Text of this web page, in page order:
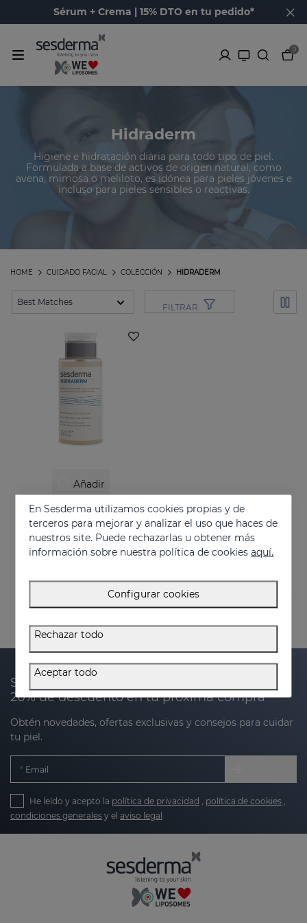
Sérum + Crema | 15% DTO en tu pedido*
0
Hidraderm
Higiene e hidratación diaria para todo tipo de piel.
Formulada a base de activos de origen natural, como
avena, mimosa o meliloto, es idónea para pieles jóvenes e
incluso para pieles sensibles o reactivas.
HIDRADERM
COLECCIÓN
CUIDADO FACIAL
HOME
FILTRAR
Añadir
HIDRADERM Agua De Avena-Rosas
Facial toner
12.95 €
Suscríbete a nuestra newsletter y recibe un
20% de descuento en tu próxima compra
Obtén novedades, ofertas exclusivas y consejos para cuidar
tu piel.
Email
He leído y acepto la política de privacidad , política de cookies ,
condiciones generales y el aviso legal
En Sesderma utilizamos cookies propias y de
terceros para mejorar y analizar el uso que haces de
nuestros site. Puede rechazarlas u obtener más
información sobre nuestra política de cookiesaquí.
Configurar cookies
Rechazar todo
Aceptar todo